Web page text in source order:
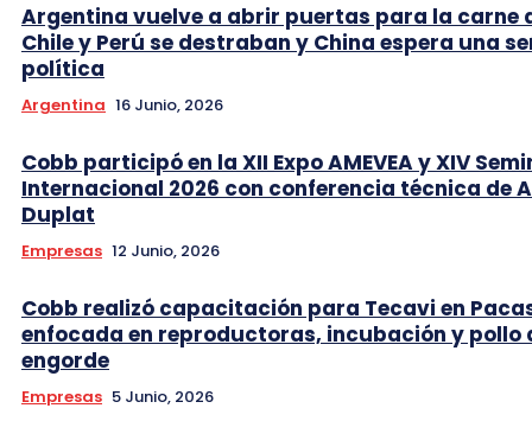
Argentina vuelve a abrir puertas para la carne
Chile y Perú se destraban y China espera una
política
Argentina 16 Junio, 2026
Cobb participó en la XII Expo AMEVEA y XIV
Internacional 2026 con conferencia técnica de
Duplat
Empresas 12 Junio, 2026
Cobb realizó capacitación para Tecavi en
enfocada en reproductoras, incubación y pollo
engorde
Empresas 5 Junio, 2026